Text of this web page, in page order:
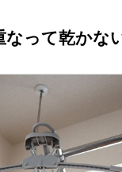
って乾かな